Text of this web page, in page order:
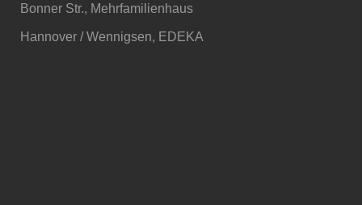
Bonner Str., Mehrfamilienhaus
Hannover / Wennigsen, EDEKA